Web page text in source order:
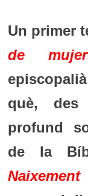
Un primer
de mujer
què,
profund
de la
Naixement